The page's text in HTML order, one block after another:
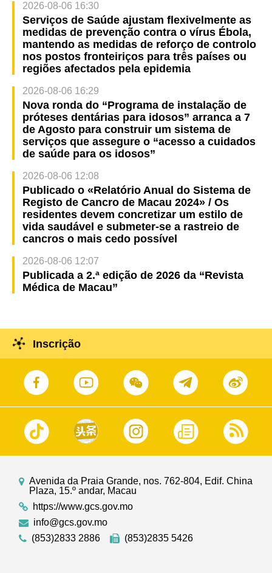
2026-08-06 16:30
Serviços de Saúde ajustam flexivelmente as
medidas de prevenção contra o vírus Ébola,
mantendo as medidas de reforço de controlo
nos postos fronteiriços para três países ou
regiões afectados pela epidemia
2026-08-06 16:29
Nova ronda do “Programa de instalação de
próteses dentárias para idosos” arranca a 7
de Agosto para construir um sistema de
serviços que assegure o “acesso a cuidados
de saúde para os idosos”
2026-08-06 12:08
Publicado o «Relatório Anual do Sistema de
Registo de Cancro de Macau 2024» / Os
residentes devem concretizar um estilo de
vida saudável e submeter-se a rastreio de
cancros o mais cedo possível
2026-08-06 12:07
Publicada a 2.ª edição de 2026 da “Revista
Médica de Macau”
Inscrição
Avenida da Praia Grande, nos. 762-804, Edif. China
Plaza, 15.º andar, Macau
https://www.gcs.gov.mo
info@gcs.gov.mo
(853)2833 2886
(853)2835 5426